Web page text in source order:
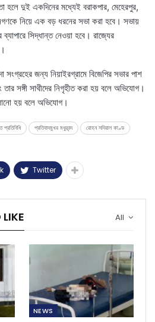
হলে দুই একদিনের মধ্যেই বরাকপার, মেহেরপুর,
নিয়ে এক বড় ধরনের সভা করা হবে। সভায়
সিদ্ধান্ত নেওয়া হবে। রাজ্যের
জন্য নিয়াইরগ্রামে বিজেপির সভার পাশ
সঙ্গী সাথীদের নিগৃহীত করা হয় বলে অভিযোগ।
হয় বলে অভিযোগ।
প্রতিনিধি প্রতিবাদমুখর মধুরবন্দ
রোহন সদিয়াল কাণ্ড
Twitter
All
NEWS